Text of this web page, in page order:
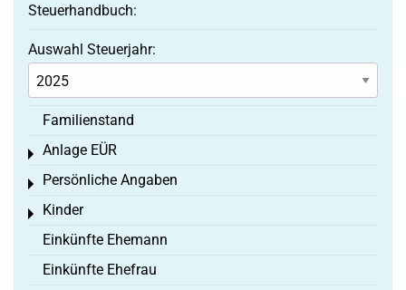
Steuerhandbuch:
Auswahl Steuerjahr:
Familienstand
Anlage EÜR
Toggle menu
Persönliche Angaben
Toggle menu
Kinder
Toggle menu
Einkünfte Ehemann
Einkünfte Ehefrau